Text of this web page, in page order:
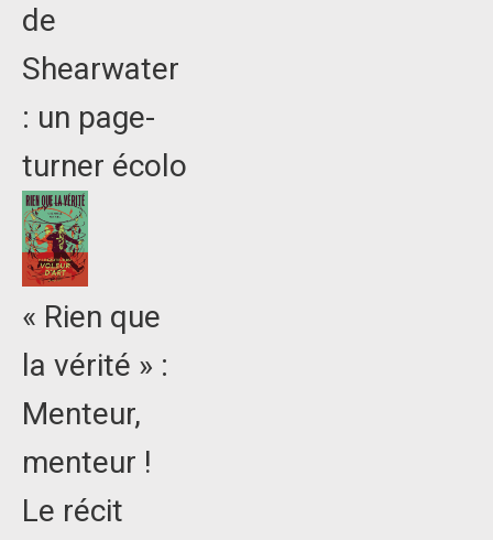
de
Shearwater
: un page-
turner écolo
« Rien que
la vérité » :
Menteur,
menteur !
Le récit